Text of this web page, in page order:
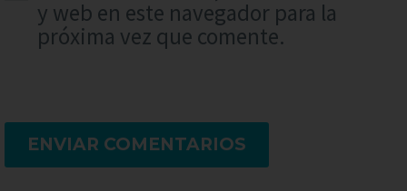
y web en este navegador para la
próxima vez que comente.
ENVIAR COMENTARIOS